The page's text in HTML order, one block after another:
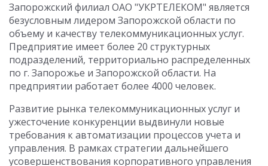
Запорожский филиал ОАО "УКРТЕЛЕКОМ" является
безусловным лидером Запорожской области по
объему и качеству телекоммуникационных услуг.
Предприятие имеет более 20 структурных
подразделений, территориально распределенных
по г. Запорожье и Запорожской области. На
предприятии работает более 4000 человек.
Развитие рынка телекоммуникационных услуг и
ужесточение конкуренции выдвинули новые
требования к автоматизации процессов учета и
управления. В рамках стратегии дальнейшего
усовершенствования корпоративного управления